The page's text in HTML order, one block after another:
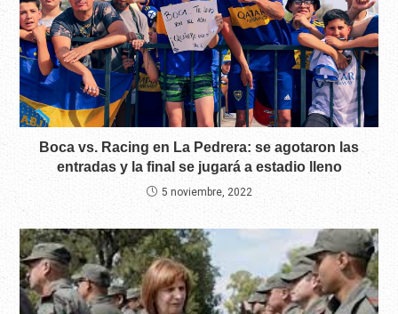
Boca vs. Racing en La Pedrera: se agotaron las
entradas y la final se jugará a estadio lleno
5 noviembre, 2022